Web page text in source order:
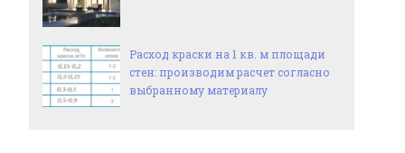
Расход краски на 1 кв. м площади
стен: производим расчет согласно
выбранному материалу